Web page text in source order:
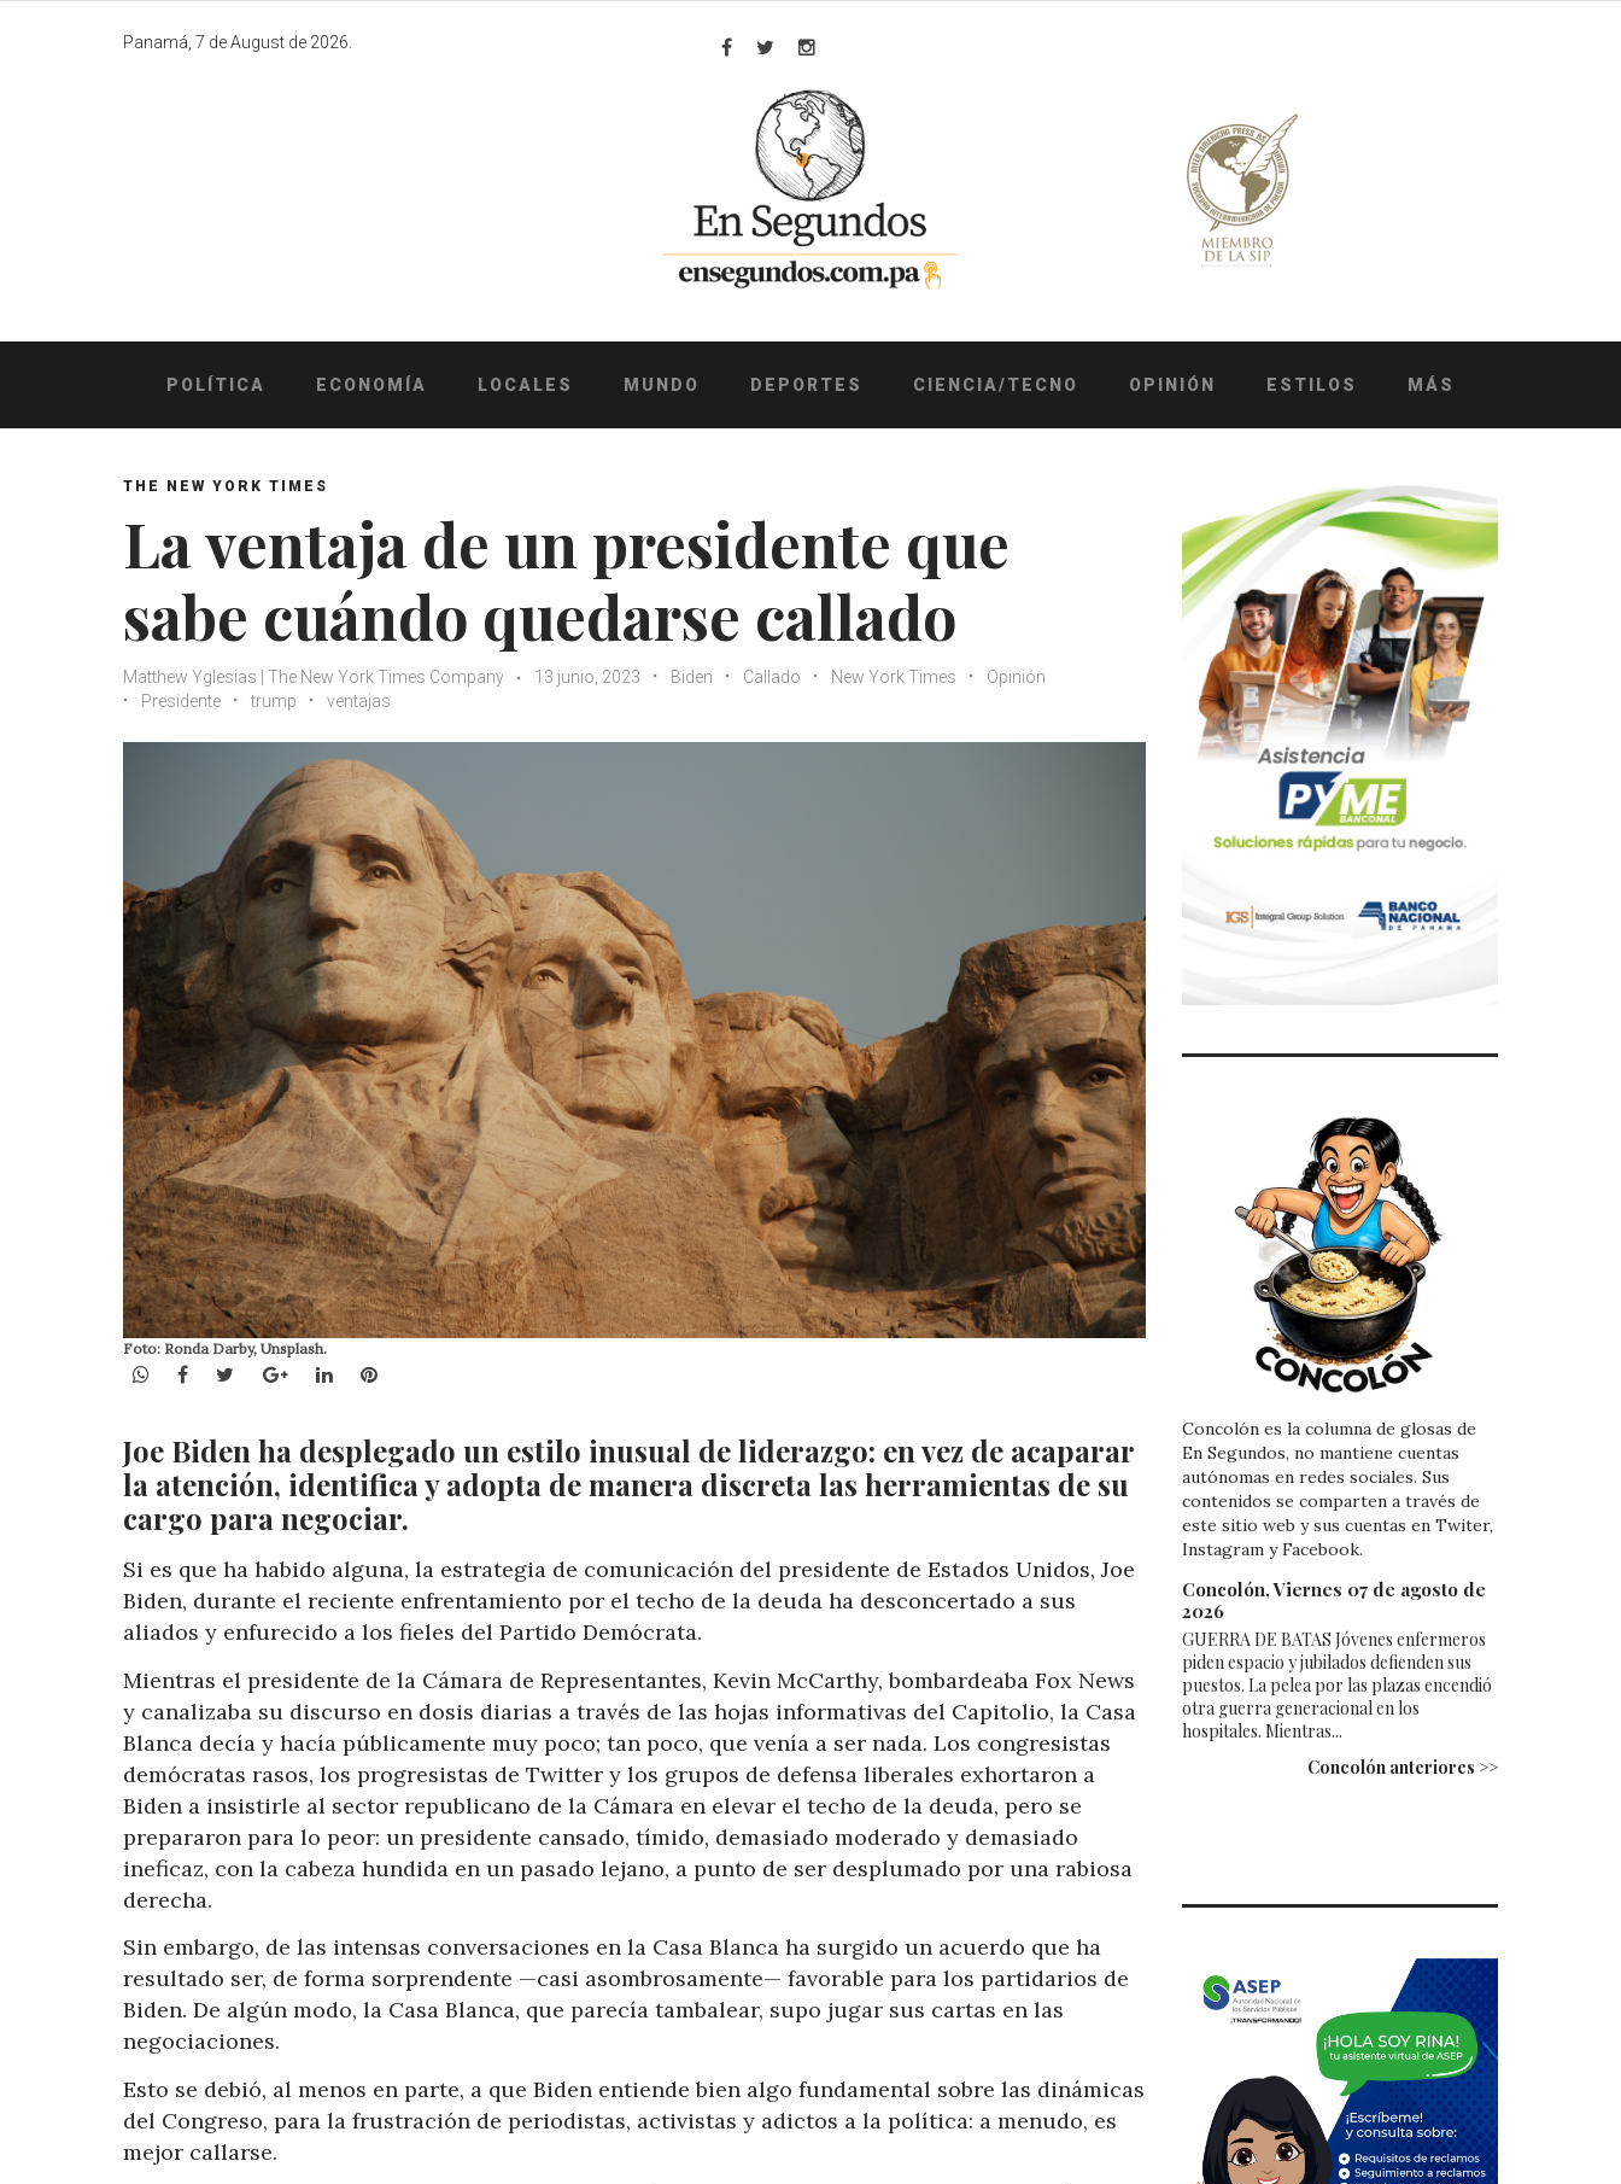
Panamá, 7 de August de 2026.
Facebook
TwitterInstagram
POLÍTICA ECONOMÍA LOCALES MUNDO DEPORTES CIENCIA/TECNO OPINIÓN ESTILOS MÁS
THE NEW YORK TIMES
La ventaja de un presidente que
sabe cuándo quedarse callado
Matthew Yglesias | The New York Times Company 13 junio, 2023 Biden Callado New York Times
Opinión
Presidente
trump ventajas
Foto: Ronda Darby, Unsplash.
WhatsApp
Facebook
TwitterGoogle+LinkedInPinterest
Joe Biden ha desplegado un estilo inusual de liderazgo: en vez de acaparar
la atención, identifica y adopta de manera discreta las herramientas de su
cargo para negociar.
Si es que ha habido alguna, la estrategia de comunicación del presidente de Estados Unidos, Joe
Biden, durante el reciente enfrentamiento por el techo de la deuda ha desconcertado a sus
aliados y enfurecido a los fieles del Partido Demócrata.
Mientras el presidente de la Cámara de Representantes, Kevin McCarthy, bombardeaba Fox News
y canalizaba su discurso en dosis diarias a través de las hojas informativas del Capitolio, la Casa
Blanca decía y hacía públicamente muy poco; tan poco, que venía a ser nada. Los congresistas
demócratas rasos, los progresistas de Twitter y los grupos de defensa liberales exhortaron a
Biden a insistirle al sector republicano de la Cámara en elevar el techo de la deuda, pero se
prepararon para lo peor: un presidente cansado, tímido, demasiado moderado y demasiado
ineficaz, con la cabeza hundida en un pasado lejano, a punto de ser desplumado por una rabiosa
derecha.
Sin embargo, de las intensas conversaciones en la Casa Blanca ha surgido un acuerdo que ha
resultado ser, de forma sorprendente —casi asombrosamente— favorable para los partidarios de
Biden. De algún modo, la Casa Blanca, que parecía tambalear, supo jugar sus cartas en las
negociaciones.
Esto se debió, al menos en parte, a que Biden entiende bien algo fundamental sobre las dinámicas
del Congreso, para la frustración de periodistas, activistas y adictos a la política: a menudo, es
mejor callarse.
Concolón es la columna de glosas de
En Segundos, no mantiene cuentas
autónomas en redes sociales. Sus
contenidos se comparten a través de
este sitio web y sus cuentas en Twiter,
Instagram y Facebook.
Concolón, Viernes 07 de agosto de
2026
GUERRA DE BATAS Jóvenes enfermeros
piden espacio y jubilados defienden sus
puestos. La pelea por las plazas encendió
otra guerra generacional en los
hospitales. Mientras...
Concolón anteriores >>